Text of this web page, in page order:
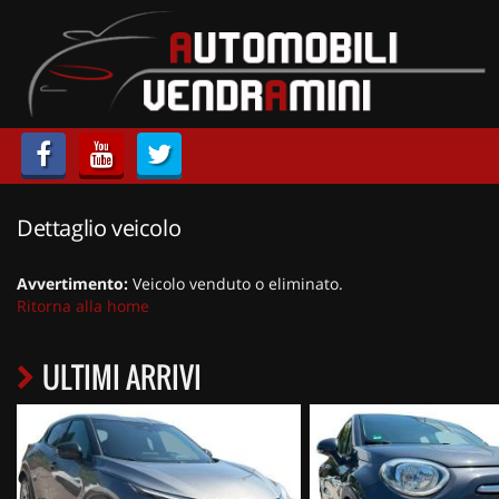
LISTA VEICOLI
ACQUISTIAMO USATO
ASSISTENZA
CONTATTI
Dettaglio veicolo
Avvertimento: Veicolo venduto o eliminato.
Ritorna alla home
ULTIMI ARRIVI